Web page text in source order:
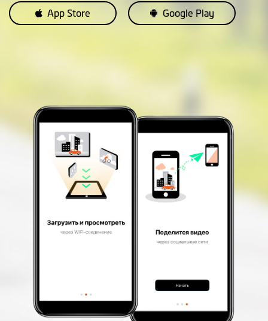
App Store Google Play